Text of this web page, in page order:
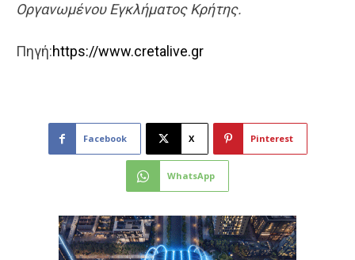
Οργανωμένου Εγκλήματος Κρήτης.
Πηγή:https://www.cretalive.gr
Facebook X Pinterest
WhatsApp